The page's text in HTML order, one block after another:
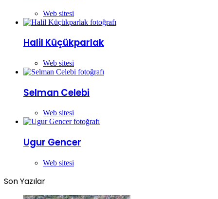
Web sitesi
Halil Küçükparlak
Web sitesi
Selman Celebi
Web sitesi
Ugur Gencer
Web sitesi
Son Yazılar